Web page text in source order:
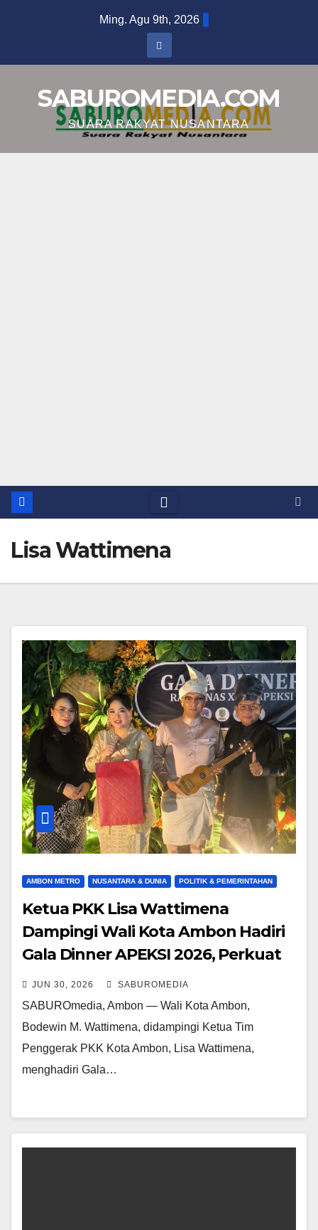
Ming. Agu 9th, 2026
SABUROMEDIA.COM
SUARA RAKYAT NUSANTARA
Lisa Wattimena
AMBON METRO NUSANTARA & DUNIA POLITIK & PEMERINTAHAN
Ketua PKK Lisa Wattimena
Dampingi Wali Kota Ambon Hadiri
Gala Dinner APEKSI 2026, Perkuat
Kolaborasi Antar Pemerintah Kota
JUN 30, 2026 SABUROMEDIA
SABUROmedia, Ambon — Wali Kota Ambon,
Bodewin M. Wattimena, didampingi Ketua Tim
Penggerak PKK Kota Ambon, Lisa Wattimena,
menghadiri Gala…